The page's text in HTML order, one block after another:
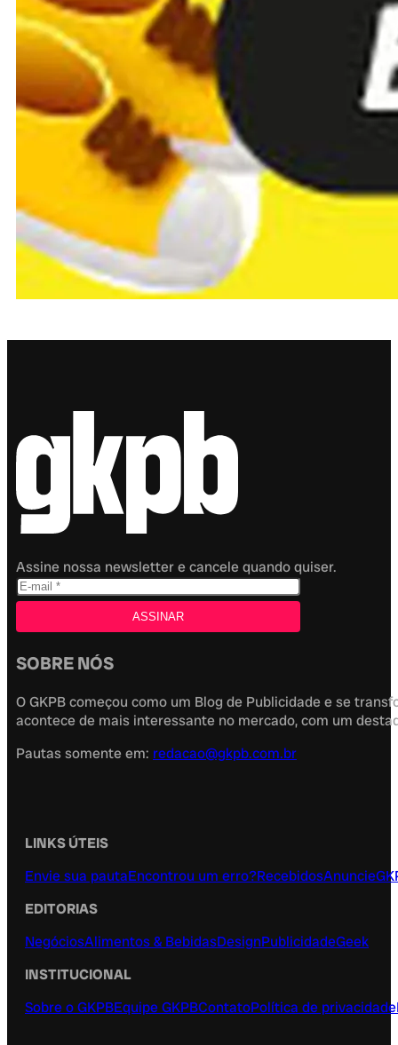
Assine nossa newsletter e cancele quando quiser.
SOBRE NÓS
O GKPB começou como um Blog de Publicidade e se
acontece de mais interessante no mercado, com um
Pautas somente em: redacao@gkpb.com.br
LINKS ÚTEIS
Envie sua pautaEncontrou um erro?RecebidosAnuncie
EDITORIAS
NegóciosAlimentos & BebidasDesignPublicidadeGeek
INSTITUCIONAL
Sobre o GKPBEquipe GKPBContatoPolítica de privacidade